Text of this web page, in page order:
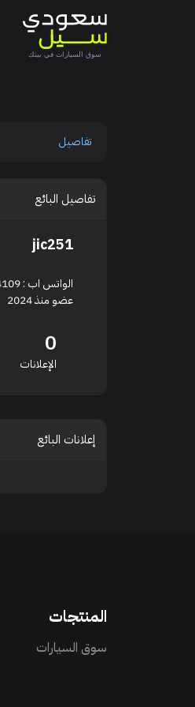
تفاصيل
تفاصيل البائع
jic251
الواتس اب : 966506834109
عضو منذ 2024
0
الإعلانات
إعلانات البائع
المنتجات
سوق السيارات